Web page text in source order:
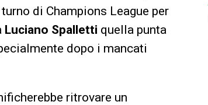
di Champions League per
Luciano Spalletti quella punta
dopo i mancati
ritrovare un